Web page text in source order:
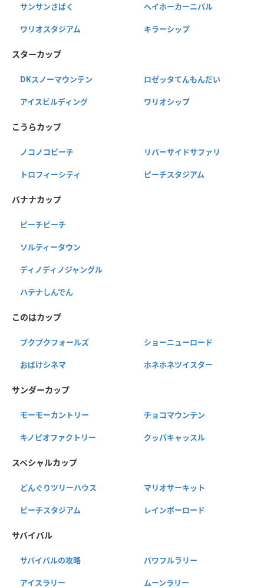
サンサンさばく ヘイホーカーニバル
ワリオスタジアム キラーシップ
スターカップ
DKスノーマウンテン ロゼッタてんもんだい
アイスビルディング ワリオシップ
こうらカップ
ノコノコビーチ リバーサイドサファリ
トロフィーシティ ピーチスタジアム
バナナカップ
ピーチビーチ
ソルティータウン
ディノディノジャングル
ハテナしんでん
このはカップ
プクプクフォールズ ショーニューロード
おばけシネマ ホネホネツイスター
サンダーカップ
モーモーカントリー チョコマウンテン
キノピオファクトリー クッパキャッスル
スペシャルカップ
どんぐりツリーハウス マリオサーキット
ピーチスタジアム レインボーロード
サバイバル
サバイバルの攻略 パワフルラリー
アイスラリー ムーンラリー